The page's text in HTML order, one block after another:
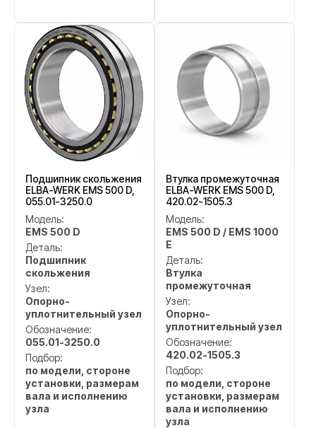
Подшипник скольжения
ELBA-WERK EMS 500 D,
055.01-3250.0
Модель:
EMS 500 D
Деталь:
Подшипник
скольжения
Узел:
Опорно-
уплотнительный узел
Обозначение:
055.01-3250.0
Подбор:
по модели, стороне
установки, размерам
вала и исполнению
узла
Втулка промежуточная
ELBA-WERK EMS 500 D,
420.02-1505.3
Модель:
EMS 500 D / EMS 1000
E
Деталь:
Втулка
промежуточная
Узел:
Опорно-
уплотнительный узел
Обозначение:
420.02-1505.3
Подбор:
по модели, стороне
установки, размерам
вала и исполнению
узла